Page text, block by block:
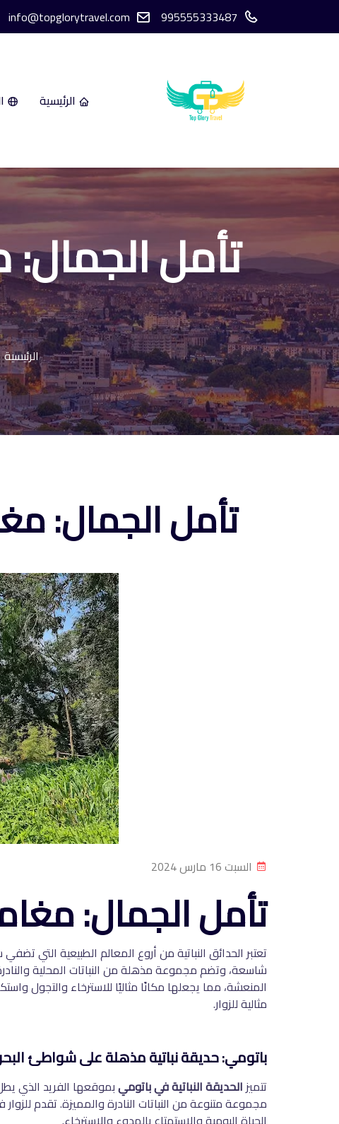
995555333487
info@topglorytravel.com
الرئيسية
تأمل الجمال:
الرئيسية
تأمل الجمال:
السبت 16 مارس 2024
تأمل الجمال:
تعتبر الحدائق النباتية من أروع المعالم الطبيعية التي
شاسعة، وتضم مجموعة مذهلة من النباتات المحلية
المنعشة، مما يجعلها مكانًا مثاليًا للاسترخاء والتجول
مثالية للزوار.
باتومي: حديقة نباتية مذهلة على شواطئ
تتميزالحديقة النباتية في باتوميبموقعها الفريد الذي
مجموعة متنوعة من النباتات النادرة والمميزة. تقدم